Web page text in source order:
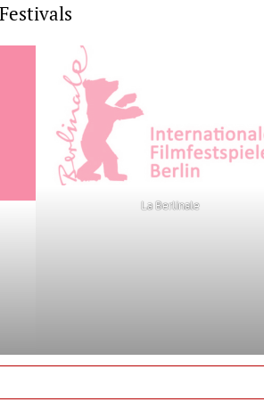
Festivals
La Berlinale